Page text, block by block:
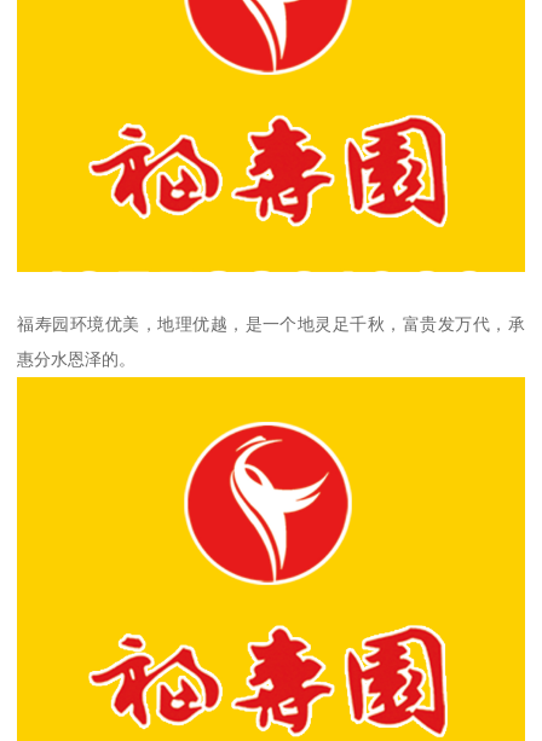
福寿园环境优美，地理优越，是一个地灵足千秋，富贵发万代，承
惠分水恩泽的。